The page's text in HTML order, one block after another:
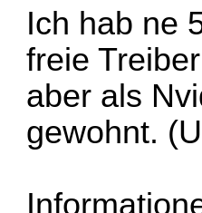
Ich hab ne
freie
aber als
gewohnt.